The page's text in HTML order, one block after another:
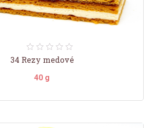
34 Rezy medové
40 g